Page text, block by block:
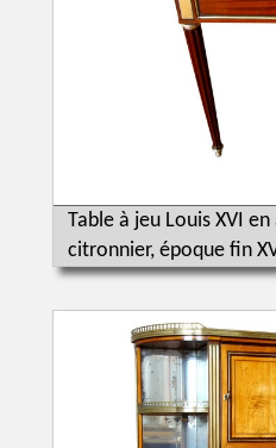
Table à jeu Louis XVI
citronnier, époque fin